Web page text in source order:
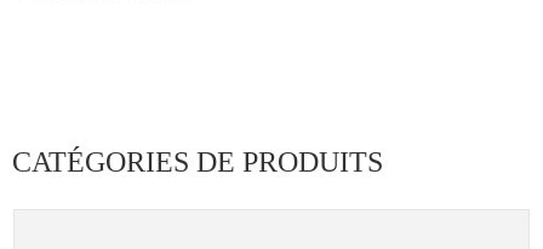
CATÉGORIES DE PRODUITS